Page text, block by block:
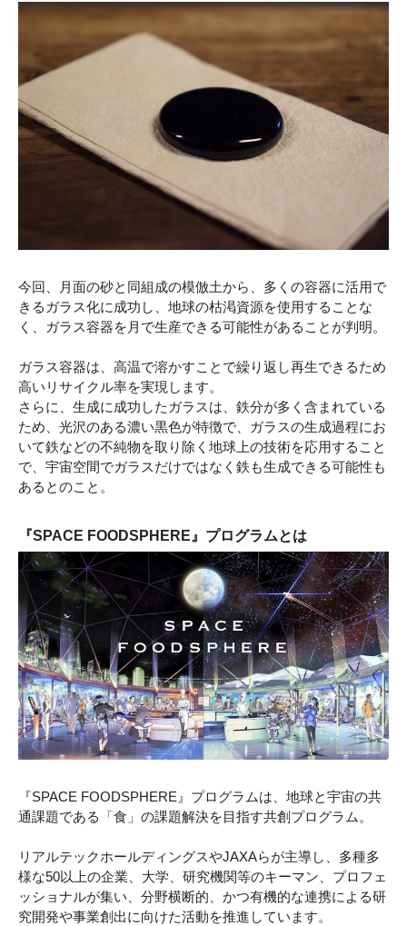
今回、月面の砂と同組成の模倣土から、多くの容器に活用で
きるガラス化に成功し、地球の枯渇資源を使用することな
く、ガラス容器を月で生産できる可能性があることが判明。
ガラス容器は、高温で溶かすことで繰り返し再生できるため
高いリサイクル率を実現します。
さらに、生成に成功したガラスは、鉄分が多く含まれている
ため、光沢のある濃い黒色が特徴で、ガラスの生成過程にお
いて鉄などの不純物を取り除く地球上の技術を応用すること
で、宇宙空間でガラスだけではなく鉄も生成できる可能性も
あるとのこと。
『SPACE FOODSPHERE』プログラムとは
『SPACE FOODSPHERE』プログラムは、地球と宇宙の共
通課題である「食」の課題解決を目指す共創プログラム。
リアルテックホールディングスやJAXAらが主導し、多種多
様な50以上の企業、大学、研究機関等のキーマン、プロフェ
ッショナルが集い、分野横断的、かつ有機的な連携による研
究開発や事業創出に向けた活動を推進しています。